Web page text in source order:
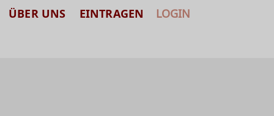
ÜBER UNS EINTRAGEN LOGIN